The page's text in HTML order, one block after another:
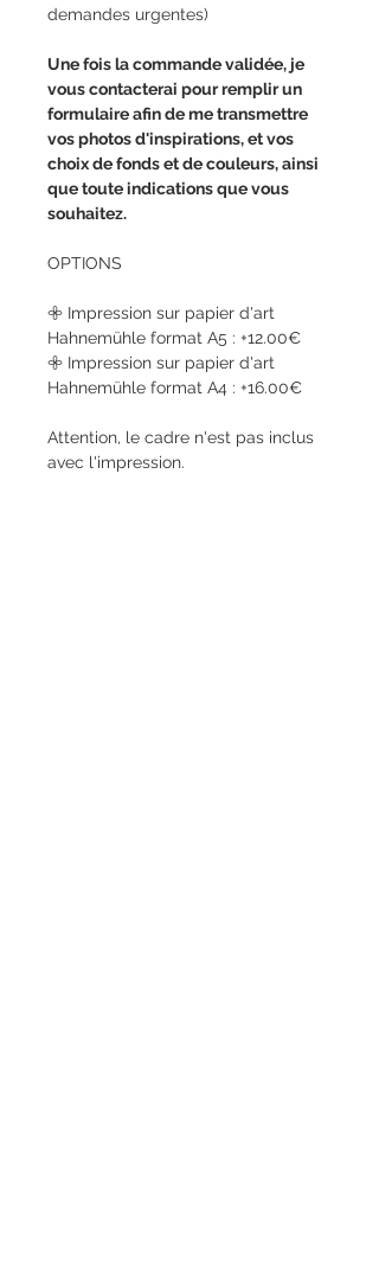
demandes urgentes)
Une fois la commande validée, je
vous contacterai pour remplir un
formulaire afin de me transmettre
vos photos d'inspirations, et vos
choix de fonds et de couleurs, ainsi
que toute indications que vous
souhaitez.
OPTIONS
𖧷 Impression sur papier d'art
Hahnemühle format A5 : +12.00€
𖧷 Impression sur papier d'art
Hahnemühle format A4 : +16.00€
Attention, le cadre n'est pas inclus
avec l'impression.